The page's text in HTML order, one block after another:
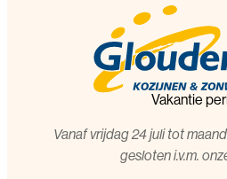
Vakantie
Vanaf vrijdag 24 juli tot
gesloten i.v.m.